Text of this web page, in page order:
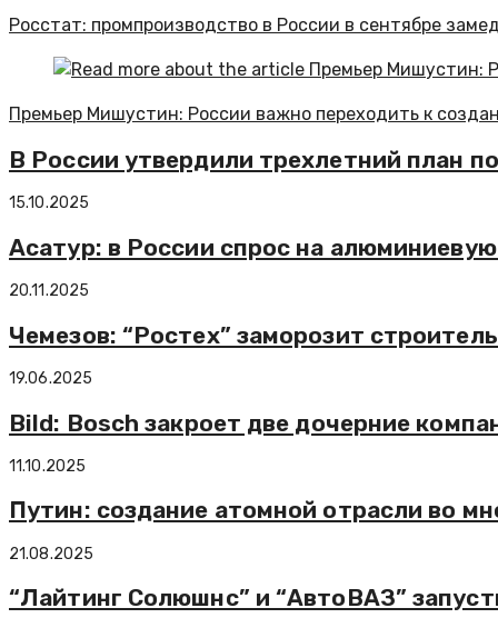
Росстат: промпроизводство в России в сентябре
Премьер Мишустин: России важно переходить к
В России утвердили трехлетний план
15.10.2025
Асатур: в России спрос на
20.11.2025
Чемезов: “Ростех” заморозит
19.06.2025
Bild: Bosch закроет две дочерние
11.10.2025
Путин: создание атомной отрасли во
21.08.2025
“Лайтинг Солюшнс” и “АвтоВАЗ”